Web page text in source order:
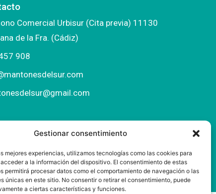
Gestionar consentimiento
mejores experiencias, utilizamos tecnologías como las cookies para
a la información del dispositivo. El consentimiento de estas
permitirá procesar datos como el comportamiento de navegación o las
únicas en este sitio. No consentir o retirar el consentimiento, puede
a ciertas características y funciones.
Comercial Urbisur (Cita previa) 11130
de la Fra. (Cádiz)
908